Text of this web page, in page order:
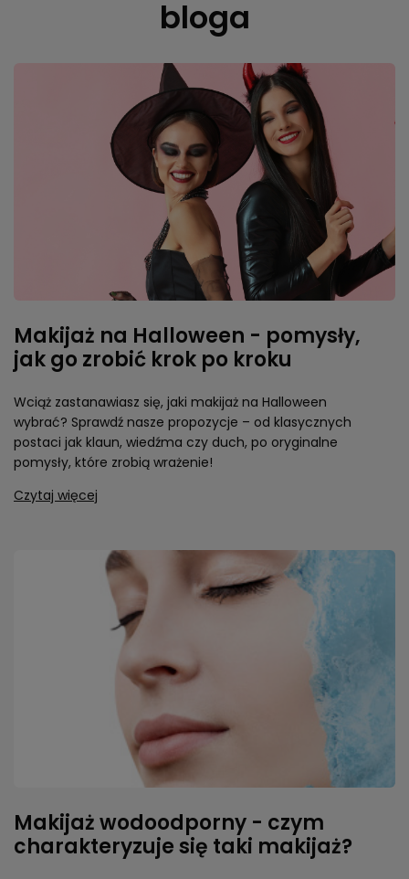
bloga
Makijaż na Halloween - pomysły,
jak go zrobić krok po kroku
Wciąż zastanawiasz się, jaki makijaż na Halloween
wybrać? Sprawdź nasze propozycje – od klasycznych
postaci jak klaun, wiedźma czy duch, po oryginalne
pomysły, które zrobią wrażenie!
Czytaj więcej
Makijaż wodoodporny - czym
charakteryzuje się taki makijaż?